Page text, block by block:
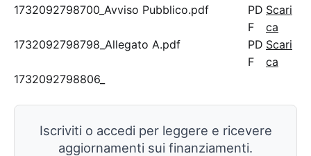
1732092798700_Avviso Pubblico.pdf
PD
F
Scari
ca
1732092798798_Allegato A.pdf
PD
F
Scari
ca
1732092798806_
Iscriviti o accedi per leggere e ricevere
aggiornamenti sui finanziamenti.